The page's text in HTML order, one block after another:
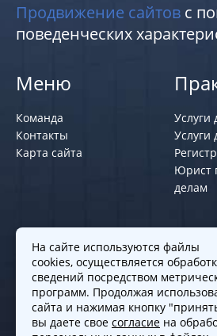
Продвижение сайтов с
поведенческих
Меню
Команда
Контакты
Карта сайта
Услуги
Услуги
Юрист
делам
Политики и правила
Политика обработки персональных
данных
Согласие на обработку cookies
Согласие на обработку
На сайте используются файлы
cookies, осуществляется
сведений посредством
программ. Продолжая
сайта и нажимая кнопку
вы даете свое согласие на